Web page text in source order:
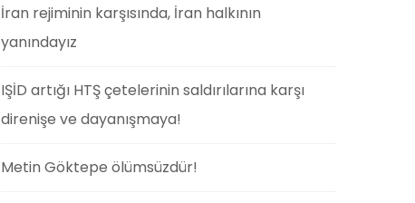
İran rejiminin karşısında, İran halkının
yanındayız
IŞİD artığı HTŞ çetelerinin saldırılarına karşı
direnişe ve dayanışmaya!
Metin Göktepe ölümsüzdür!